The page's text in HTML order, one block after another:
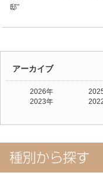
邸”
アーカイブ
2026年
2023年